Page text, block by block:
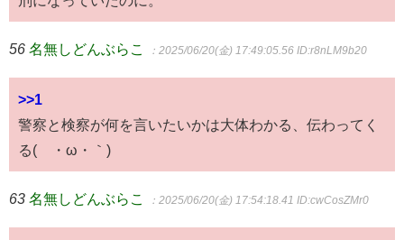
56 名無しどんぶらこ ：2025/06/20(金) 17:49:05.56 ID:r8nLM9b20
>>1
警察と検察が何を言いたいかは大体わかる、伝わってく
る(´・ω・｀)
63 名無しどんぶらこ ：2025/06/20(金) 17:54:18.41 ID:cwCosZMr0